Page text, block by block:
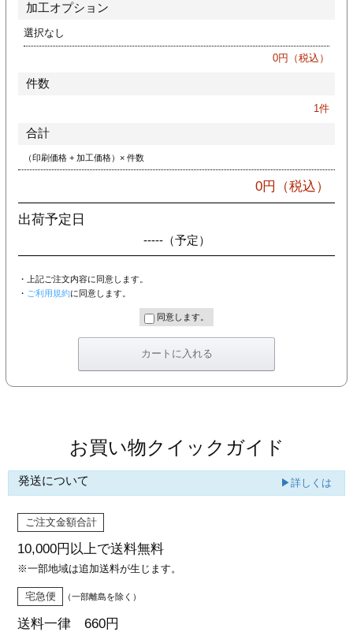
リーブ
加工オプション
選択なし
0円（税込）
件数
1件
合計
（印刷価格 + 加工価格）× 件数
0円（税込）
出荷予定日
-----（予定）
・上記ご注文内容に同意します。
・ ご利用規約に同意します。
同意します。
お買い物クイックガイド
発送について ▶詳しくは
ご注文金額合計
10,000円以上で送料無料
※一部地域は追加送料が生じます。
宅急便 （一部離島を除く）
送料一律 660円